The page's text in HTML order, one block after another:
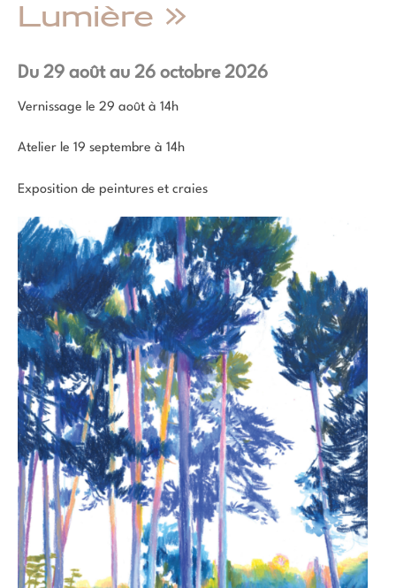
Lumière »
Du 29 août au 26 octobre 2026
Vernissage le 29 août à 14h
Atelier le 19 septembre à 14h
Exposition de peintures et craies